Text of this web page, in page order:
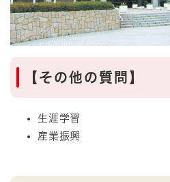
【その他の質問】
生涯学習
産業振興